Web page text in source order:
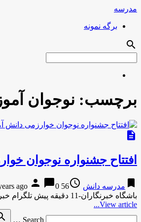
مدرسه
برگه نمونه
search
برچسب: نوجوان
description
افتتاح جشنواره نوجوان
bookmark مدرسه دانش access_time
56 years ago
person chat_bubble0
باشگاه خبرنگاران-11 دقیقه پیش تلگرام خبر فرهنگیان
View article...
Search …